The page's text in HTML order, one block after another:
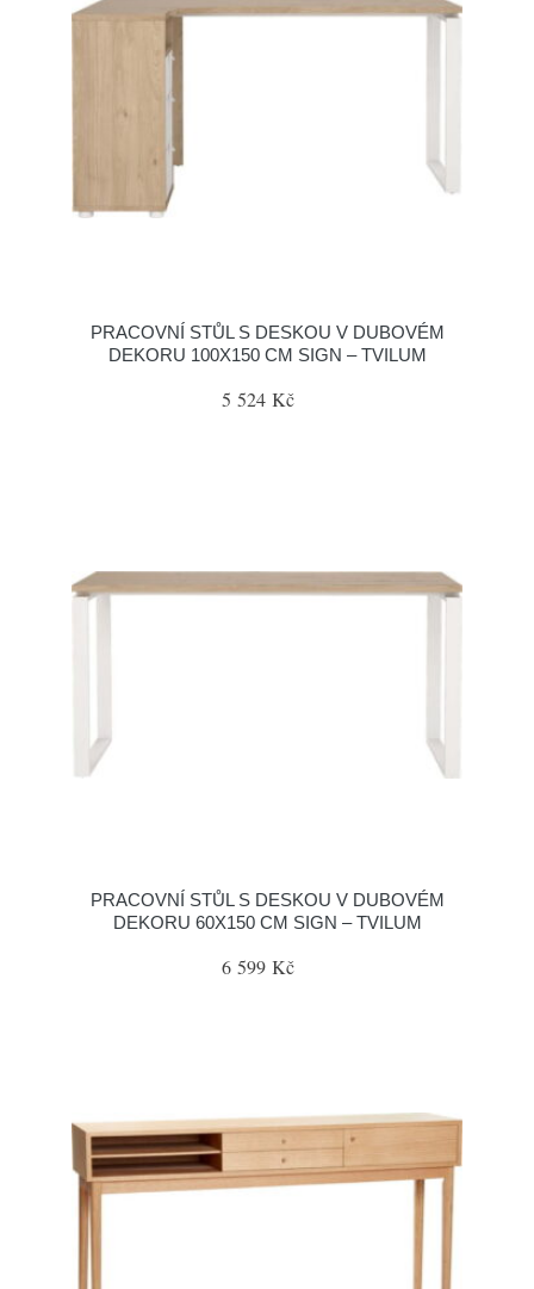
PRACOVNÍ STŮL S DESKOU V DUBOVÉM
DEKORU 100X150 CM SIGN – TVILUM
5 524 Kč
PRACOVNÍ STŮL S DESKOU V DUBOVÉM
DEKORU 60X150 CM SIGN – TVILUM
6 599 Kč